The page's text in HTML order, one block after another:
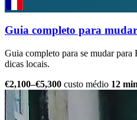
Guia completo para
Guia completo para se mudar para
dicas locais.
€2,100–€5,300 custo médio 12 min